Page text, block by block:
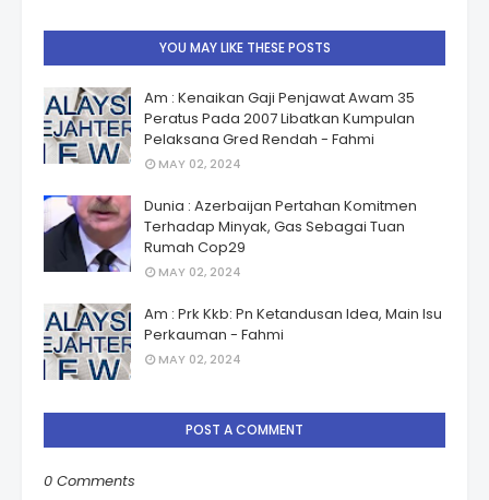
YOU MAY LIKE THESE POSTS
Am : Kenaikan Gaji Penjawat Awam 35
Peratus Pada 2007 Libatkan Kumpulan
Pelaksana Gred Rendah - Fahmi
MAY 02, 2024
Dunia : Azerbaijan Pertahan Komitmen
Terhadap Minyak, Gas Sebagai Tuan
Rumah Cop29
MAY 02, 2024
Am : Prk Kkb: Pn Ketandusan Idea, Main Isu
Perkauman - Fahmi
MAY 02, 2024
POST A COMMENT
0 Comments